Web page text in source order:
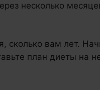
несколько
сколько вам лет.
план диеты на